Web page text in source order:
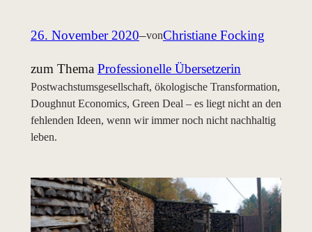
26. November 2020–vonChristiane Focking
zum Thema Professionelle Übersetzerin
Postwachstumsgesellschaft, ökologische Transformation,
Doughnut Economics, Green Deal – es liegt nicht an den
fehlenden Ideen, wenn wir immer noch nicht nachhaltig
leben.